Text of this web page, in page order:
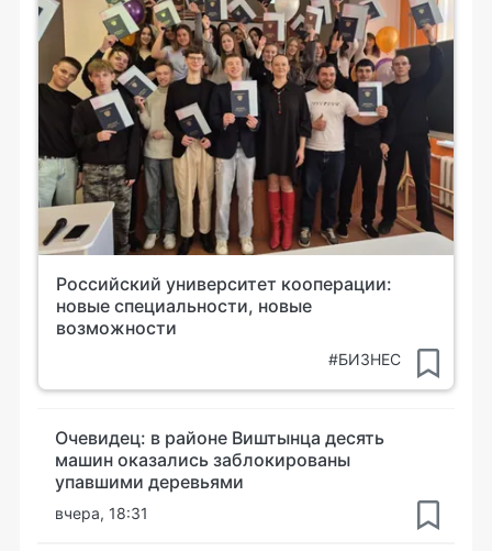
Российский университет кооперации:
новые специальности, новые
возможности
#БИЗНЕС
Очевидец: в районе Виштынца десять
машин оказались заблокированы
упавшими деревьями
вчера, 18:31